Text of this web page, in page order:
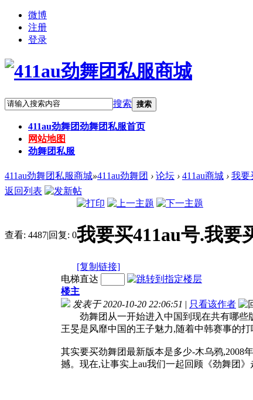
微博
注册
登录
搜索 搜索
411au劲舞团劲舞团私服首页
网站地图
劲舞团私服
411au劲舞团私服商城»411au劲舞团 › 论坛 › 411au商城 › 我要
返回列表
查看: 4487|回复: 0我要买411au号.我要
[复制链接]
电梯直达
楼主
发表于 2020-10-20 22:06:51 | 只看该作者
劲舞团从一开始进入中国到现在共有哪些版
王旻是风靡中国的王子魅力,随着中韩赛事的打
其实要买劲舞团最新版本是多少-木乌鸦,2008
撼。现在,让事实上au我们一起回顾《劲舞团